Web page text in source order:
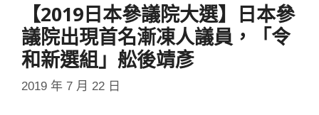
【2019日本參議院大選】日本參
議院出現首名漸凍人議員，「令
和新選組」舩後靖彥
2019 年 7 月 22 日